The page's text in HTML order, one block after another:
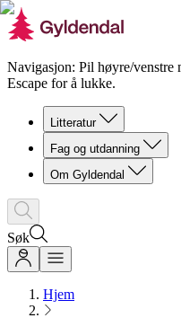
Navigasjon: Pil høyre/venstre
Escape for å lukke.
Litteratur
Fag og utdanning
Om Gyldendal
Søk
Hjem